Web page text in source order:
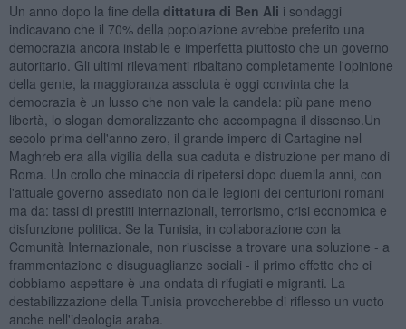
Un anno dopo la fine della dittatura di Ben Ali i sondaggi
indicavano che il 70% della popolazione avrebbe preferito una
democrazia ancora instabile e imperfetta piuttosto che un governo
autoritario. Gli ultimi rilevamenti ribaltano completamente l'opinione
della gente, la maggioranza assoluta è oggi convinta che la
democrazia è un lusso che non vale la candela: più pane meno
libertà, lo slogan demoralizzante che accompagna il dissenso.Un
secolo prima dell'anno zero, il grande impero di Cartagine nel
Maghreb era alla vigilia della sua caduta e distruzione per mano di
Roma. Un crollo che minaccia di ripetersi dopo duemila anni, con
l'attuale governo assediato non dalle legioni dei centurioni romani
ma da: tassi di prestiti internazionali, terrorismo, crisi economica e
disfunzione politica. Se la Tunisia, in collaborazione con la
Comunità Internazionale, non riuscisse a trovare una soluzione - a
frammentazione e disuguaglianze sociali - il primo effetto che ci
dobbiamo aspettare è una ondata di rifugiati e migranti. La
destabilizzazione della Tunisia provocherebbe di riflesso un vuoto
anche nell'ideologia araba.